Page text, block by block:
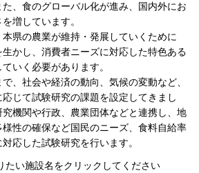
、食のグローバル化が進み、国内外にお
増しています。
県の農業が維持・発展していくために
かし、消費者ニーズに対応した特色ある
いく必要があります。
、社会や経済の動向、気候の変動など、
じて試験研究の課題を設定してきまし
機関や行政、農業団体などと連携し、地
性の確保など国民のニーズ、食料自給率
応した試験研究を行います。
たい施設名をクリックしてください